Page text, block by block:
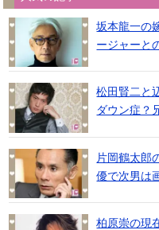
坂本龍一の
ージャーと
松田賢二と
ダウン症？
片岡鶴太郎
優で次男は
柏原崇の現